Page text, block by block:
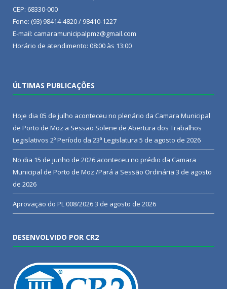
CEP: 68330-000
Fone: (93) 98414-4820 / 98410-1227
E-mail: camaramunicipalpmz@gmail.com
Horário de atendimento: 08:00 às 13:00
ÚLTIMAS PUBLICAÇÕES
Hoje dia 05 de julho aconteceu no plenário da Camara Municipal
de Porto de Moz a Sessão Solene de Abertura dos Trabalhos
Legislativos 2º Período da 23ª Legislatura 5 de agosto de 2026
No dia 15 de junho de 2026 aconteceu no prédio da Camara
Municipal de Porto de Moz /Pará a Sessão Ordinária 3 de agosto
de 2026
Aprovação do PL 008/20263 de agosto de 2026
DESENVOLVIDO POR CR2